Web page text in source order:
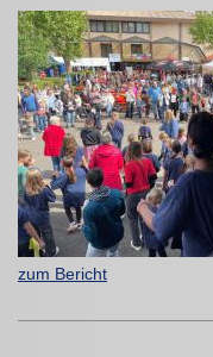
zum Bericht